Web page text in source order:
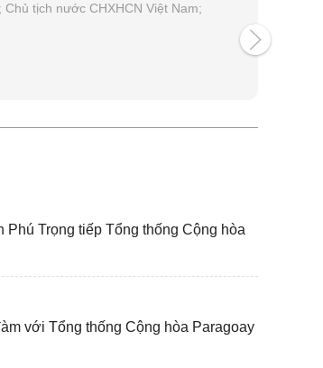
tịch nước CHXHCN Việt Nam;
Trọng tiếp Tổng thống Cộng hòa
với Tổng thống Cộng hòa Paragoay